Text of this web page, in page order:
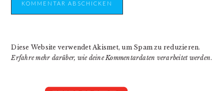
Diese Website verwendet Akismet, um Spam zu reduzieren.
Erfahre mehr darüber, wie deine Kommentardaten verarbeitet werden.
PRIMARY